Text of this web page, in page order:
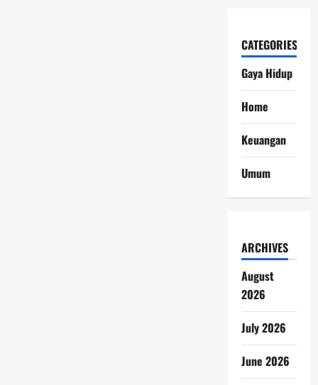
CATEGORIES
Gaya Hidup
Home
Keuangan
Umum
ARCHIVES
August
2026
July 2026
June 2026